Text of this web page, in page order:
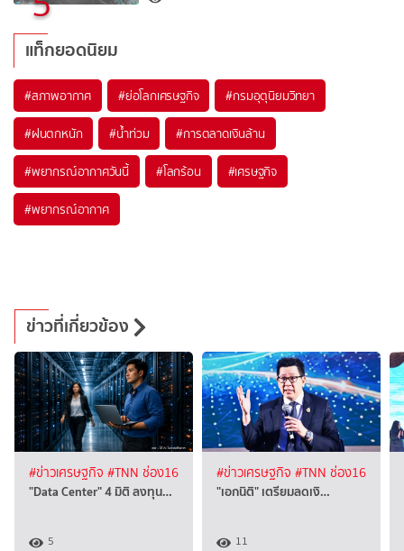
แท็กยอดนิยม
#สภาพอากาศ #ย่อโลกเศรษฐกิจ #กรมอุตุนิยมวิทยา
#ฝนตกหนัก #น้ำท่วม #การตลาดเงินล้าน
#พยากรณ์อากาศวันนี้ #โลกร้อน #เศรษฐกิจ
#พยากรณ์อากาศ
ข่าวที่เกี่ยวข้อง
#ข่าวเศรษฐกิจ #TNN ช่อง16
"Data Center" 4 มิติ ลงทุน…
5
#ข่าวเศรษฐกิจ #TNN ช่อง16
"เอกนิติ" เตรียมลดเงิ…
11